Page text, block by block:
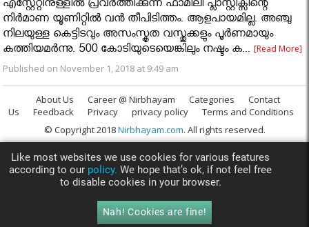
എസ്റ്റേറ്റിനുള്ളിൽ പ്രവർത്തിക്കുന്ന ഫാമിലി പ്ലാസ്റ്റിക്സിന്റെ
നിർമാണ യൂണിറ്റിൽ വൻ തീപിടിത്തം. ആളപായമില്ല. അഞ്ചു
നിലയുള്ള കെട്ടിടവും അസംസ്കൃത വസ്തുക്കളും പൂർണമായും
കത്തിയമർന്നു. 500 കോടിയുടെയെങ്കിലും നഷ്ടം ക...[Read More]
Published on November 1, 2018 at 9:49 am
About Us Career @ Nirbhayam Categories
Contact
Us
Feedback Privacy privacy policy
Terms and Conditions
© Copyright 2018Nirbhayam.com. All rights reserved.
Like most websites we use cookies for various features
according to our policy. We hope that’s ok, if not feel free
to disable cookies in your browser.
Nah! Cookies are fine!